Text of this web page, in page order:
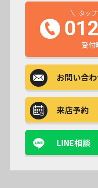
タッ
受
お問い合
来店予約
LINE相談